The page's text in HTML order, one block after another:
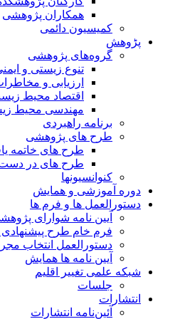
همکاران پژوهشی
کمیسیون دائمی
پڑوهش
گروه‌های پژوهشی
تنوع زیستی و
ارزیابی و
اقتصاد محیط
مهندسی محیط
برنامه راهبردی
طرح های پژوهشی
طرح های خاتمه
طرح های در دست
کنوانسیونها
دوره آموزشی و همایش
دستورالعمل ها و فرم ها
آیین نامه شوارای
فرم خام طرح پیشنهادی
دستورالعمل انتخاب
آیین نامه ها همایش
شبکه علمی تغییر اقلیم
جلسات
انتشارات
آئین‌نامه انتشارات